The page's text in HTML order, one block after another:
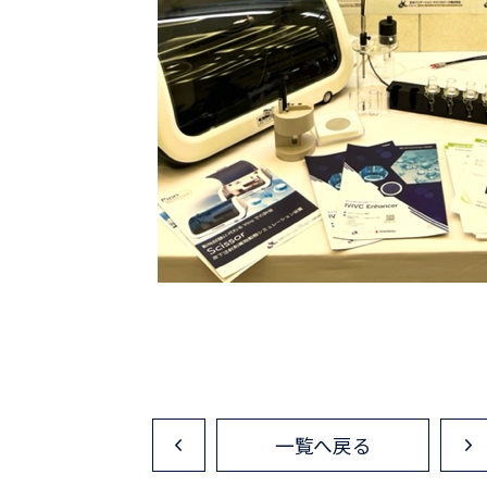
<
一覧へ戻る